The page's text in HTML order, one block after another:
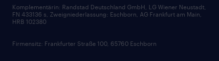
Soft Skills
Skills
Komplementärin: Randstad Deutschland GmbH, LG Wiener Neustadt,
FN 433136 s, Zweigniederlassung: Eschborn, AG Frankfurt am Main,
HRB 102380
Firmensitz: Frankfurter Straße 100, 65760 Eschborn